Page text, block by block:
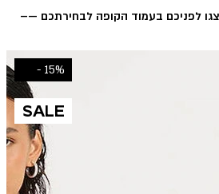
לפניכם בעמוד הקופה לבחירתכם —–
15% -
SALE